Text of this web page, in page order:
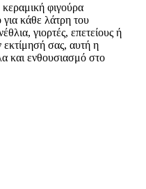
φιγούρα
για κάθε λάτρη του
γιορτές, επετείους ή
εκτίμησή σας, αυτή η
και ενθουσιασμό στο